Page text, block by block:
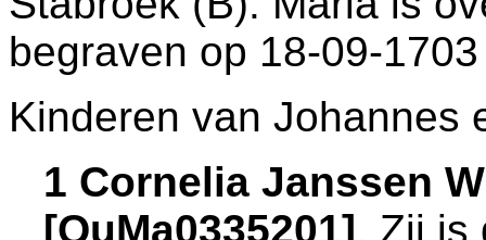
begraven op 18-09-
Kinderen van Johannes
1 Cornelia Janssen
[QuMa0335201]. Zij is